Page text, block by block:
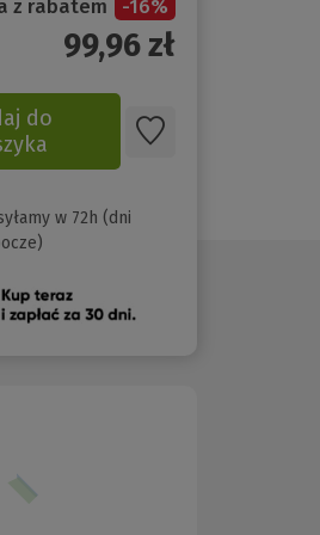
z rabatem -16%
99,96zł
do
w 72h (dni